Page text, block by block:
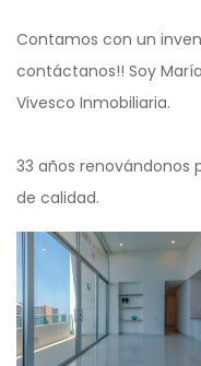
Contamos con un
contáctanos!! Soy
Vivesco Inmobiliaria.
33 años renovándonos
de calidad.